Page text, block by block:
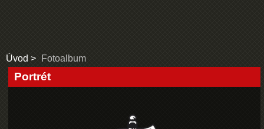
Úvod Fotoalbum
Portrét